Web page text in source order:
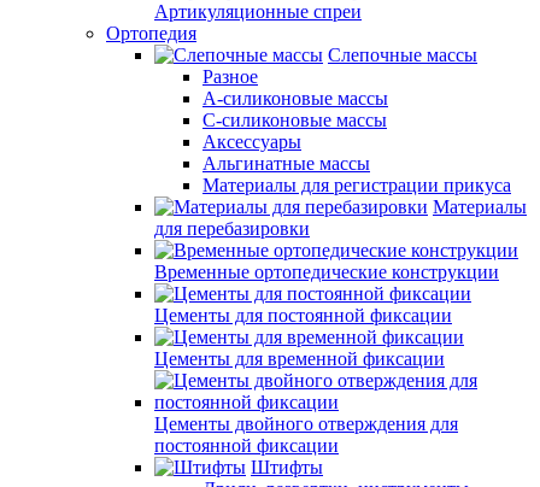
Артикуляционные спреи
Ортопедия
Слепочные массы
Разное
А-силиконовые массы
С-силиконовые массы
Аксессуары
Альгинатные массы
Материалы для регистрации прикуса
Материалы
для перебазировки
Временные ортопедические конструкции
Цементы для постоянной фиксации
Цементы для временной фиксации
Цементы двойного отверждения для
постоянной фиксации
Штифты